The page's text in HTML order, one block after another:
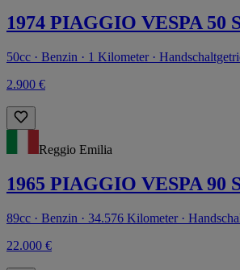
1974 PIAGGIO VESPA 50
50cc · Benzin · 1 Kilometer ·
2.900 €
Reggio Emilia
1965 PIAGGIO VESPA 90
89cc · Benzin · 34.576 Kilometer ·
22.000 €